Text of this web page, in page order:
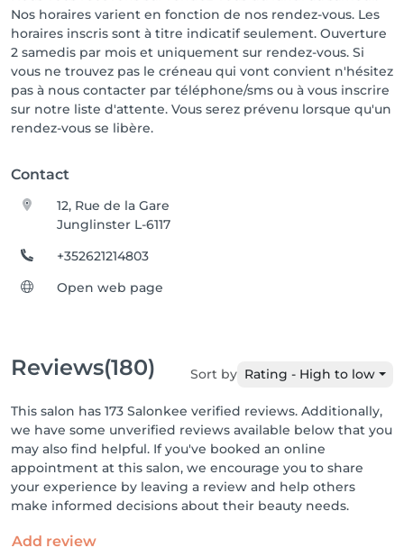
Nos horaires varient en fonction de nos rendez-vous. Les
horaires inscris sont à titre indicatif seulement. Ouverture
2 samedis par mois et uniquement sur rendez-vous. Si
vous ne trouvez pas le créneau qui vont convient n'hésitez
pas à nous contacter par téléphone/sms ou à vous inscrire
sur notre liste d'attente. Vous serez prévenu lorsque qu'un
rendez-vous se libère.
Contact
12, Rue de la Gare
Junglinster L-6117
+352621214803
Open web page
Reviews(180) Sort by Rating - High to low
This salon has 173 Salonkee verified reviews. Additionally,
we have some unverified reviews available below that you
may also find helpful. If you've booked an online
appointment at this salon, we encourage you to share
your experience by leaving a review and help others
make informed decisions about their beauty needs.
Add review